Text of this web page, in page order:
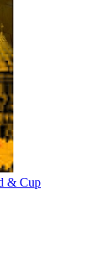
& Cup